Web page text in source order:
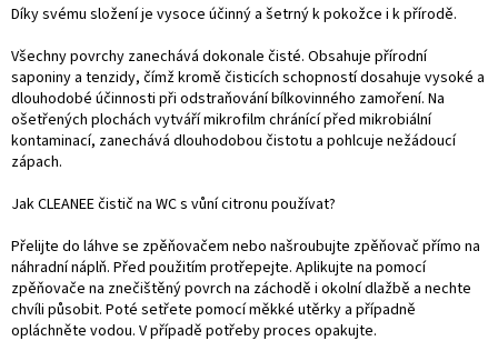
Díky svému složení je vysoce účinný a šetrný k pokožce i k přírodě.
Všechny povrchy zanechává dokonale čisté. Obsahuje přírodní
saponiny a tenzidy, čímž kromě čisticích schopností dosahuje vysoké a
dlouhodobé účinnosti při odstraňování bílkovinného zamoření. Na
ošetřených plochách vytváří mikrofilm chránící před mikrobiální
kontaminací, zanechává dlouhodobou čistotu a pohlcuje nežádoucí
zápach.
Jak CLEANEE čistič na WC s vůní citronu používat?
Přelijte do láhve se zpěňovačem nebo našroubujte zpěňovač přímo na
náhradní náplň. Před použitím protřepejte. Aplikujte na pomocí
zpěňovače na znečištěný povrch na záchodě i okolní dlažbě a nechte
chvíli působit. Poté setřete pomocí měkké utěrky a případně
opláchněte vodou. V případě potřeby proces opakujte.